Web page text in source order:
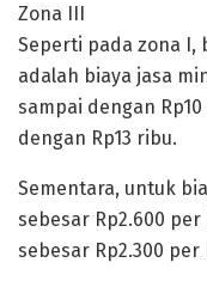
Zona III
Seperti pada zona I,
adalah biaya jasa
sampai dengan
dengan Rp13 ribu.
Sementara, untuk
sebesar Rp2.600
sebesar Rp2.300 per